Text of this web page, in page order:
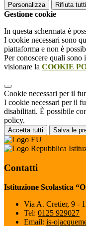
Personalizza Rifiuta tutti
Gestione cookie
In questa schermata è
I cookie necessari sono
piattaforma e non è
Per conoscere quali sono
visionare la COOKIE
Cookie necessari per il
I cookie necessari per il
disabilitati. È possibile
policy.
Accetta tutti Salva le
Contatti
Istituzione Scolastica
Via A. Cretier, 9 -
Tel: 0125 929027
Email: is-